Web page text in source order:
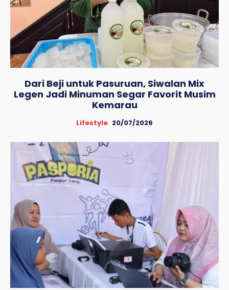
Dari Beji untuk Pasuruan, Siwalan Mix
Legen Jadi Minuman Segar Favorit Musim
Kemarau
Lifestyle 20/07/2026